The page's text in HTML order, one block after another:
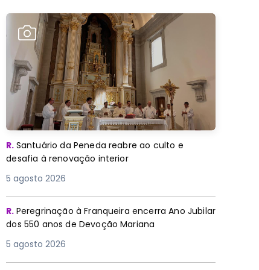
R. Santuário da Peneda reabre ao culto e
desafia à renovação interior
5 agosto 2026
R. Peregrinação à Franqueira encerra Ano Jubilar
dos 550 anos de Devoção Mariana
5 agosto 2026